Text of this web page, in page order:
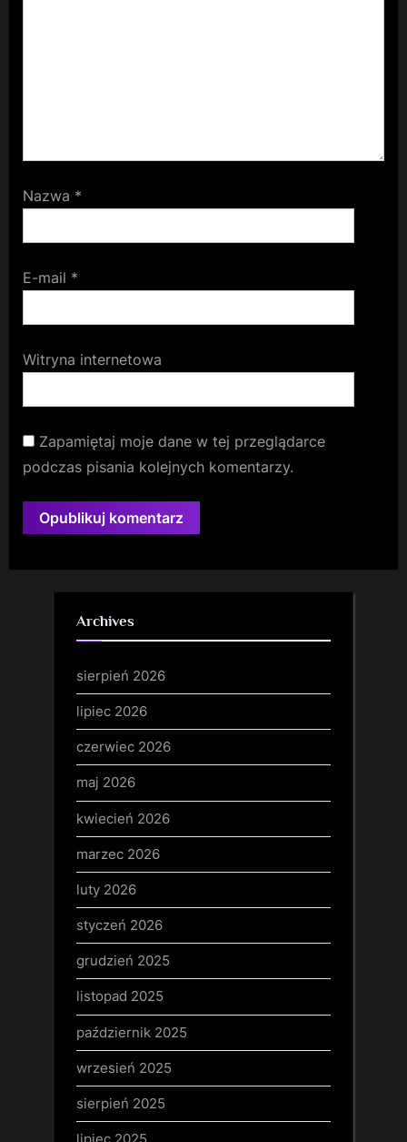
Nazwa *
E-mail *
Witryna internetowa
Zapamiętaj moje dane w tej przeglądarce
podczas pisania kolejnych komentarzy.
Archives
sierpień 2026
lipiec 2026
czerwiec 2026
maj 2026
kwiecień 2026
marzec 2026
luty 2026
styczeń 2026
grudzień 2025
listopad 2025
październik 2025
wrzesień 2025
sierpień 2025